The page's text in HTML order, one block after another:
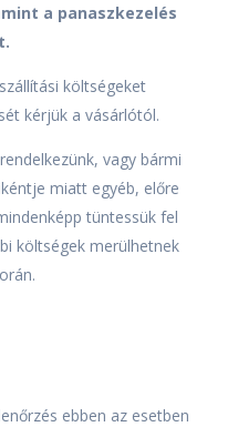
a panaszkezelés
költségeket
kérjük a vásárlótól.
vagy bármi
miatt egyéb, előre
tüntessük fel
költségek merülhetnek
ebben az esetben